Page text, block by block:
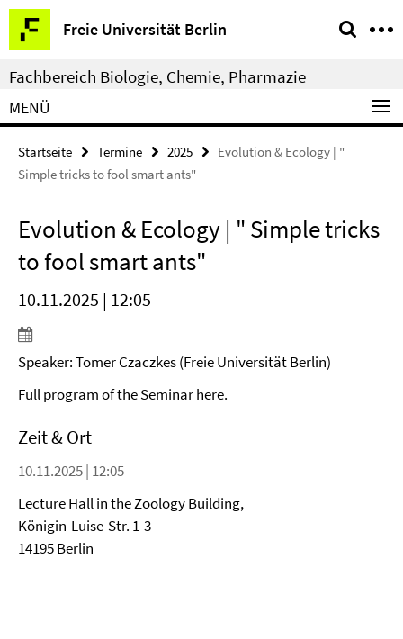
Springe
direkt
zu
Inhalt
Freie Universität Berlin
Service-
Navigation
Fachbereich Biologie, Chemie, Pharmazie
MENÜ
Startseite Termine 2025
Evolution & Ecology | "
Simple tricks to fool smart ants"
Evolution & Ecology | " Simple tricks
to fool smart ants"
10.11.2025 | 12:05
Speaker: Tomer Czaczkes (Freie Universität Berlin)
Full program of the Seminarhere.
Zeit & Ort
10.11.2025 | 12:05
Lecture Hall in the Zoology Building,
Königin-Luise-Str. 1-3
14195 Berlin